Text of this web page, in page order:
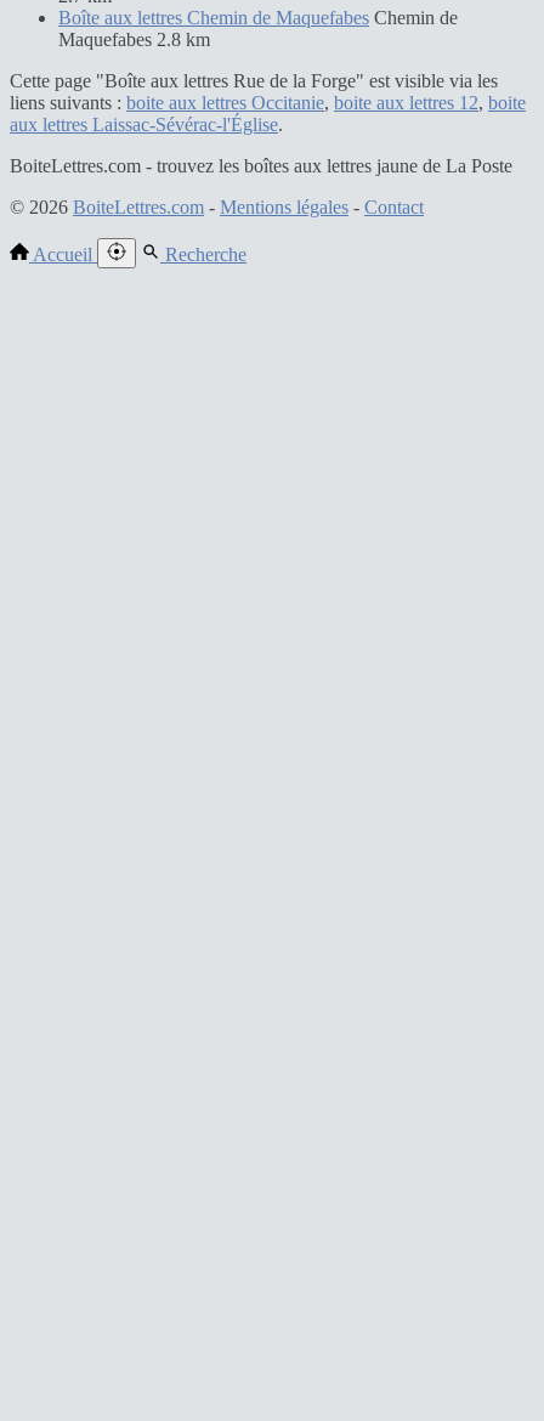
Boîte aux lettres Chemin de Maquefabes Chemin de
Maquefabes 2.8 km
Cette page "Boîte aux lettres Rue de la Forge" est visible via les
liens suivants : boite aux lettres Occitanie, boite aux lettres 12, boite
aux lettres Laissac-Sévérac-l'Église.
BoiteLettres.com - trouvez les boîtes aux lettres jaune de La Poste
© 2026 BoiteLettres.com - Mentions légales - Contact
Accueil Recherche